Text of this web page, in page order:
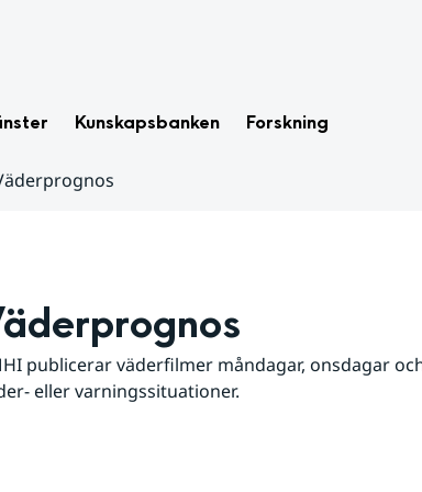
Kunskapsbanken Forskning
publicerar väderfilmer måndagar, onsdagar
eller varningssituationer.